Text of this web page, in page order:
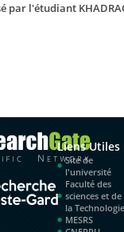
par l'étudiant
Liens Utiles
Site de
l'université
Faculté des
sciences et de
la Technologie
MESRS